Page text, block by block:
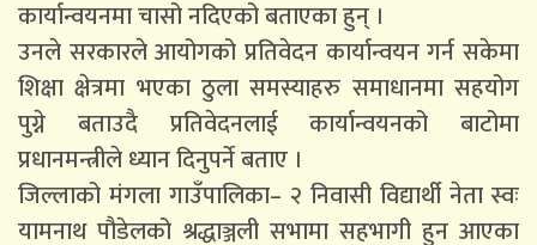
कार्यान्वयनमा चासो नदिएको बताएका हुन् ।
उनले सरकारले आयोगको प्रतिवेदन कार्यान्वयन गर्न सकेमा
शिक्षा क्षेत्रमा भएका ठुला समस्याहरु समाधानमा सहयोग
पुग्ने बताउदै प्रतिवेदनलाई कार्यान्वयनको बाटोमा
प्रधानमन्त्रीले ध्यान दिनुपर्ने बताए ।
जिल्लाको मंगला गाउँपालिका– २ निवासी विद्यार्थी नेता स्वः
यामनाथ पौडेलको श्रद्धाञ्जली सभामा सहभागी हुन आएका